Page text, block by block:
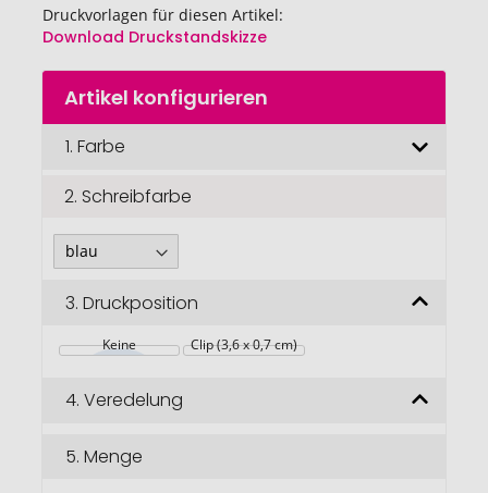
Druckvorlagen für diesen Artikel:
Download Druckstandskizze
Zum
Anfang
Bildgalerie
Artikel konfigurieren
1. Farbe
2. Schreibfarbe
3. Druckposition
Keine Clip (3,6 x 0,7 cm)
4. Veredelung
5. Menge